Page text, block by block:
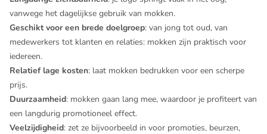
vanwege het dagelijkse gebruik van mokken.
Geschikt voor een brede doelgroep: van jong tot oud, van
medewerkers tot klanten en relaties: mokken zijn praktisch voor
iedereen.
Relatief lage kosten: laat mokken bedrukken voor een scherpe
prijs.
Duurzaamheid: mokken gaan lang mee, waardoor je profiteert van
een langdurig promotioneel effect.
Veelzijdigheid: zet ze bijvoorbeeld in voor promoties, beurzen,